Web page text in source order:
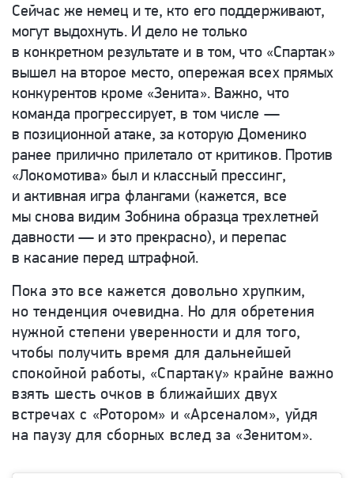
Сейчас же немец и те, кто его поддерживают,
могут выдохнуть. И дело не только
в конкретном результате и в том, что «Спартак»
вышел на второе место, опережая всех прямых
конкурентов кроме «Зенита». Важно, что
команда прогрессирует, в том числе —
в позиционной атаке, за которую Доменико
ранее прилично прилетало от критиков. Против
«Локомотива» был и классный прессинг,
и активная игра флангами (кажется, все
мы снова видим Зобнина образца трехлетней
давности — и это прекрасно), и перепас
в касание перед штрафной.
Пока это все кажется довольно хрупким,
но тенденция очевидна. Но для обретения
нужной степени уверенности и для того,
чтобы получить время для дальнейшей
спокойной работы, «Спартаку» крайне важно
взять шесть очков в ближайших двух
встречах с «Ротором» и «Арсеналом», уйдя
на паузу для сборных вслед за «Зенитом».